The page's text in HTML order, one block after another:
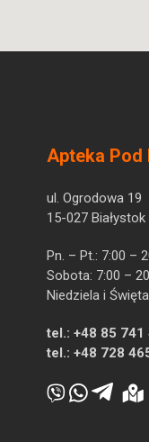
Apteka Pod
ul. Ogrodowa 19
15-027 Białystok
Pn. – Pt.: 7:00 –
Sobota: 7:00 –
Niedziela i
tel.: +48 85 741
tel.: +48 728